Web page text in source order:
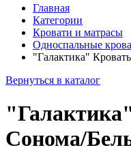
Главная
Категории
Кровати и матрасы
Односпальные
"Галактика"
Вернуться в каталог
Сонома/